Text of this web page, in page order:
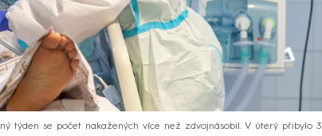
týden se počet nakažených více než zdvojnásobil. V úterý přibylo 3